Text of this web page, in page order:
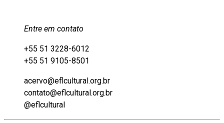
Entre em contato
+55 51 3228-6012
+55 51 9105-8501
acervo@eflcultural.org.br
contato@eflcultural.org.br
@eflcultural